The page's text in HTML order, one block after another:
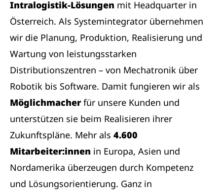
Intralogistik-Lösungen mit Headquarter in
Österreich. Als Systemintegrator übernehmen
wir die Planung, Produktion, Realisierung und
Wartung von leistungsstarken
Distributionszentren – von Mechatronik über
Robotik bis Software. Damit fungieren wir als
Möglichmacherfür unsere Kunden und
unterstützen sie beim Realisieren ihrer
Zukunftspläne. Mehr als 4.600
Mitarbeiter:innen in Europa, Asien und
Nordamerika überzeugen durch Kompetenz
und Lösungsorientierung. Ganz in